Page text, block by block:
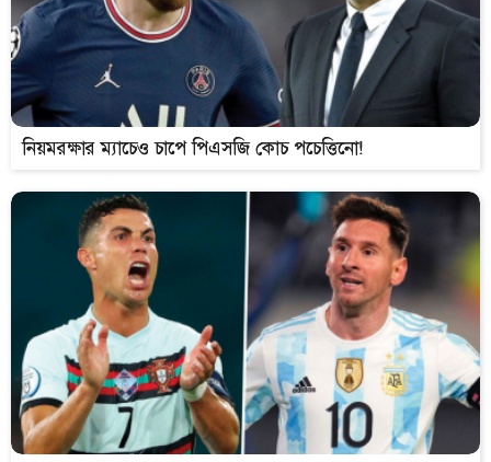
নিয়মরক্ষার ম্যাচেও চাপে পিএসজি কোচ পচেত্তিনো!